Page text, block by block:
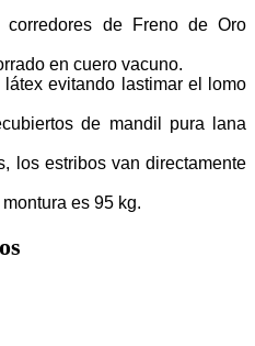
corredores de Freno de Oro
en cuero vacuno.
evitando lastimar el lomo
de mandil pura lana
los estribos van directamente
es 95 kg.